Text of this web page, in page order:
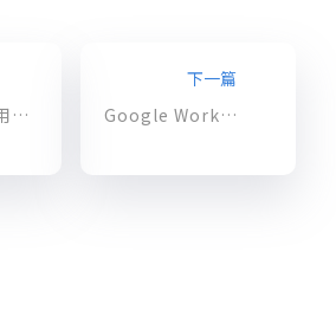
隆重介紹適用於 Google Chat 的 Bitbucket 應用
下一篇
Google Workspace 本週 9 大更新項目